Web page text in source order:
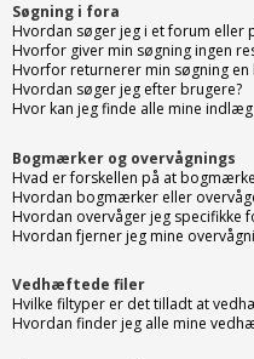
Søgning i fora
Hvordan søger jeg i et forum eller
Hvorfor giver min søgning ingen
Hvorfor returnerer min søgning en
Hvordan søger jeg efter brugere?
Hvor kan jeg finde alle mine
Bogmærker og overvågnings
Hvad er forskellen på at
Hvordan bogmærker eller
Hvordan overvåger jeg specifikke
Hvordan fjerner jeg mine
Vedhæftede filer
Hvilke filtyper er det tilladt at
Hvordan finder jeg alle mine